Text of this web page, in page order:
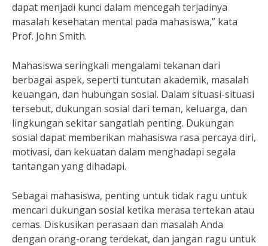
dapat menjadi kunci dalam mencegah terjadinya
masalah kesehatan mental pada mahasiswa,” kata
Prof. John Smith.
Mahasiswa seringkali mengalami tekanan dari
berbagai aspek, seperti tuntutan akademik, masalah
keuangan, dan hubungan sosial. Dalam situasi-situasi
tersebut, dukungan sosial dari teman, keluarga, dan
lingkungan sekitar sangatlah penting. Dukungan
sosial dapat memberikan mahasiswa rasa percaya diri,
motivasi, dan kekuatan dalam menghadapi segala
tantangan yang dihadapi.
Sebagai mahasiswa, penting untuk tidak ragu untuk
mencari dukungan sosial ketika merasa tertekan atau
cemas. Diskusikan perasaan dan masalah Anda
dengan orang-orang terdekat, dan jangan ragu untuk